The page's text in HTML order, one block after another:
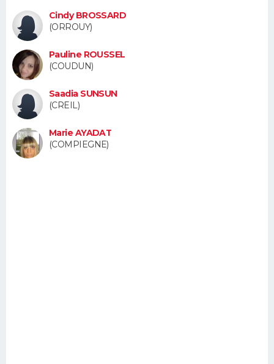
S'inscrire
Se connecter
Lycées
Collèges
Primaires
Universités
Entreprises
Service militaire
Avis de recherche
AVIS DE DÉCÈS
FORUM
Bricolage
Lifestyle
Culture
Sport
Auto
Television
Voyage
Cinema
Cindy BROSSARD
(ORROUY)
Pauline ROUSSEL
(COUDUN)
Saadia SUNSUN
(CREIL)
Marie AYADAT
(COMPIEGNE)